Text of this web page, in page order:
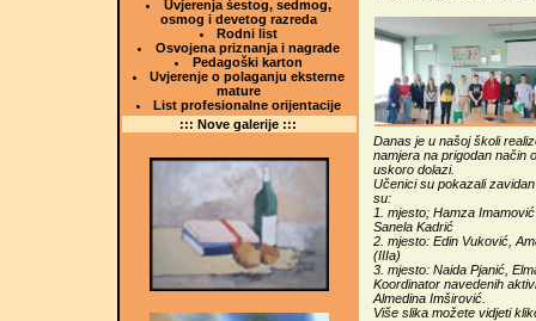
Uvjerenja šestog, sedmog,
osmog i devetog razreda
Rodni list
Osvojena priznanja i nagrade
Pedagoški karton
Uvjerenje o polaganju eksterne
mature
List profesionalne orijentacije
::: Nove galerije :::
Danas je u našoj školi
namjera na prigodan način
uskoro dolazi.
Učenici su pokazali
su:
1. mjesto; Hamza
Sanela Kadrić
2. mjesto: Edin Vuković,
(IIIa)
3. mjesto: Naida Pjanić,
Koordinator navedenih
Almedina Imširović.
Više slika možete vidjeti